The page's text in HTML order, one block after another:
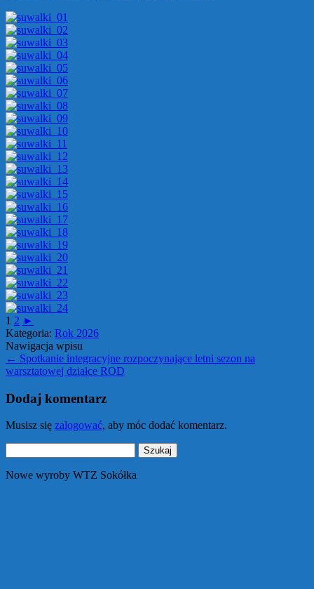
1 2 ►
Kategoria: Rok 2026
Nawigacja wpisu
← Spotkanie integracyjne rozpoczynające letni sezon na
warsztatowej działce ROD
Dodaj komentarz
Musisz się zalogować, aby móc dodać komentarz.
Nowe wyroby WTZ Sokółka